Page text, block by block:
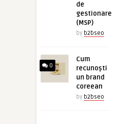
de
gestionare
(MSP)
by b2bseo
0
Cum
recunoști
un brand
coreean
by b2bseo